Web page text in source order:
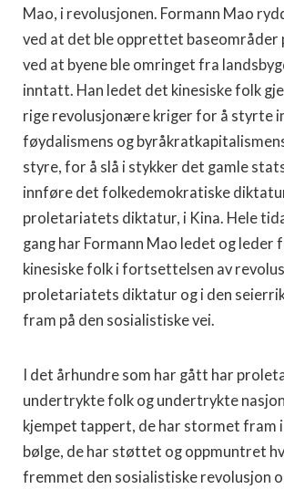
Mao, i revolusjonen. Formann Mao
ved at det ble opprettet baseområder
ved at byene ble omringet fra
inntatt. Han ledet det kinesiske folk
rige revolusjonære kriger for å styrte
føydalismens og
sty­re, for å slå i stykker det gamle
inn­føre det folkedemokratiske
proletariatets diktatur, i Kina. Hele
gang har Formann Mao ledet og leder
kinesiske folk i fortset­telsen av
proletariatets diktatur og i den
fram på den sosialistiske vei.
I det århundre som har gått har
undertrykte folk og undertrykte
kjempet tappert, de har stormet fram
bølge, de har støttet og oppmuntret
fremmet den sosialistiske revolusjon